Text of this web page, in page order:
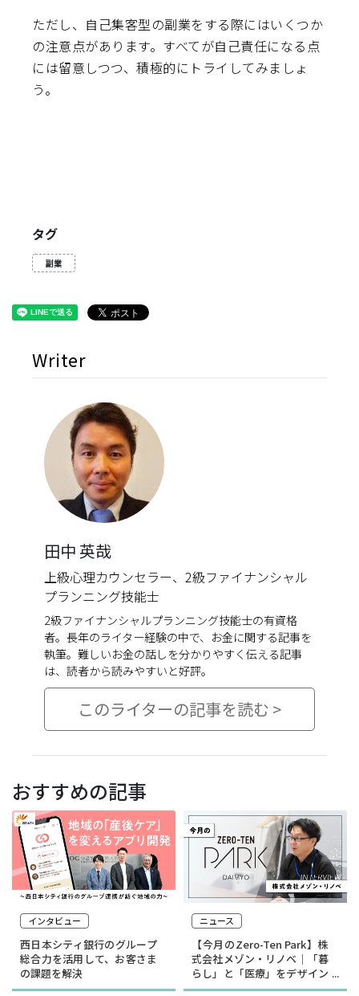
ただし、自己集客型の副業をする際にはいくつか
の注意点があります。すべてが自己責任になる点
には留意しつつ、積極的にトライしてみましょ
う。
タグ
副業
Writer
田中 英哉
上級心理カウンセラー、2級ファイナンシャル
プランニング技能士
2級ファイナンシャルプランニング技能士の有資格
者。長年のライター経験の中で、お金に関する記事を
執筆。難しいお金の話しを分かりやすく伝える記事
は、読者から読みやすいと好評。
このライターの記事を読む >
おすすめの記事
インタビュー
西日本シティ銀行のグループ
総合力を活用して、お客さま
の課題を解決
ニュース
【今月のZero-Ten Park】株
式会社メゾン・リノベ｜「暮
らし」と「医療」をデザイン
する